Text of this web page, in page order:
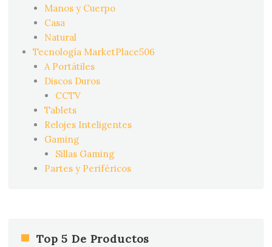
Manos y Cuerpo
Casa
Natural
Tecnología MarketPlace506
A Portátiles
Discos Duros
CCTV
Tablets
Relojes Inteligentes
Gaming
Sillas Gaming
Partes y Periféricos
Top 5 De Productos